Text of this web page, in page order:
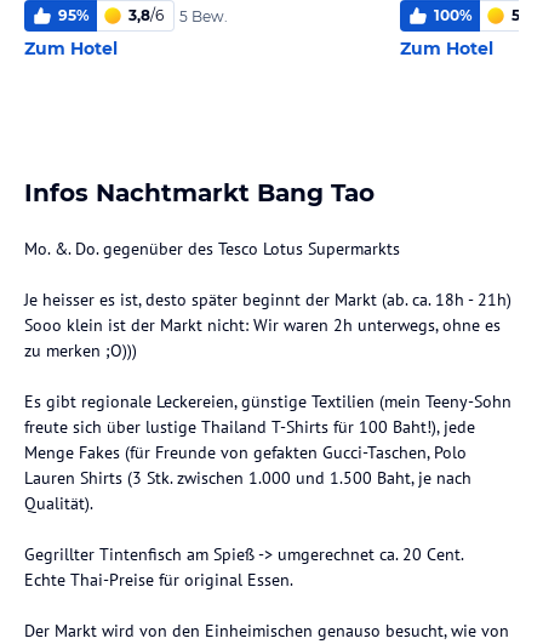
95% 3,8/6 5 Bew.
Zum Hotel
100% 5,9
Zum Hotel
Infos Nachtmarkt Bang Tao
Mo. &. Do. gegenüber des Tesco Lotus Supermarkts
Je heisser es ist, desto später beginnt der Markt (ab. ca. 18h - 21h)
Sooo klein ist der Markt nicht: Wir waren 2h unterwegs, ohne es
zu merken ;O)))
Es gibt regionale Leckereien, günstige Textilien (mein Teeny-Sohn
freute sich über lustige Thailand T-Shirts für 100 Baht!), jede
Menge Fakes (für Freunde von gefakten Gucci-Taschen, Polo
Lauren Shirts (3 Stk. zwischen 1.000 und 1.500 Baht, je nach
Qualität).
Gegrillter Tintenfisch am Spieß -> umgerechnet ca. 20 Cent.
Echte Thai-Preise für original Essen.
Der Markt wird von den Einheimischen genauso besucht, wie von